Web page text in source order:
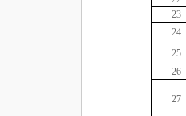
23
24
25
26
27